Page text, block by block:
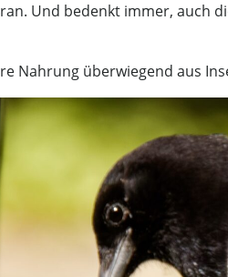
Und bedenkt immer, auch
Nahrung überwiegend aus